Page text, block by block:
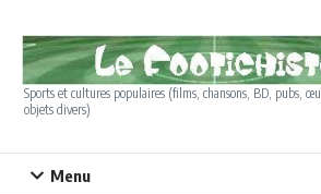
Sports et cultures populaires (films, chansons, BD, pubs,
objets divers)
Menu